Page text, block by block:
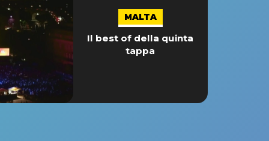
MALTA
Il best of della quinta
tappa